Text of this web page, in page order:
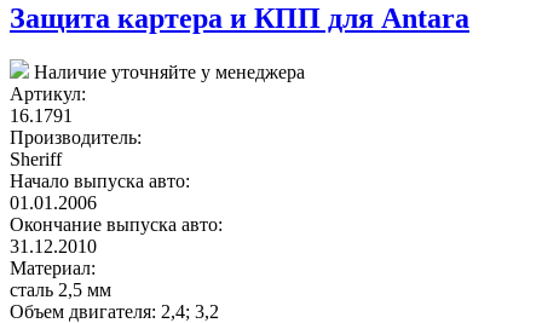
Защита картера и КПП для Antara
Наличие уточняйте у менеджера
Артикул:
16.1791
Производитель:
Sheriff
Начало выпуска авто:
01.01.2006
Окончание выпуска авто:
31.12.2010
Материал:
сталь 2,5 мм
Объем двигателя: 2,4; 3,2